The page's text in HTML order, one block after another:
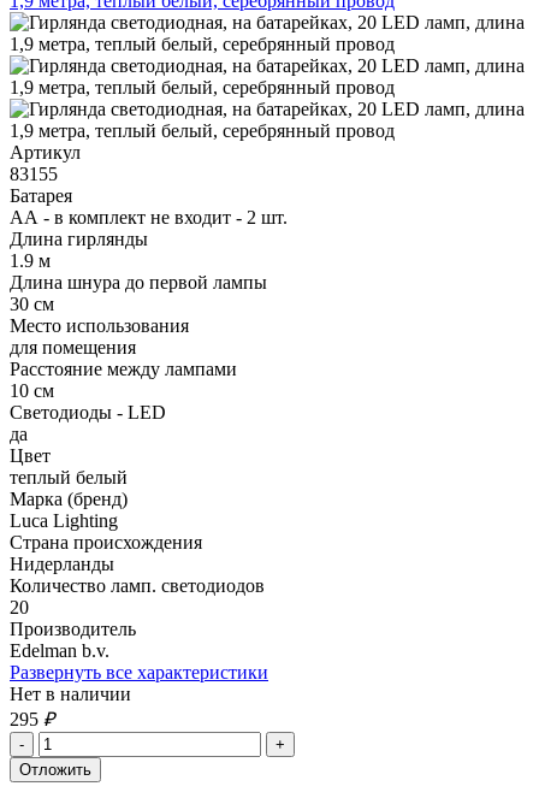
Артикул
83155
Батарея
АА - в комплект не входит - 2 шт.
Длина гирлянды
1.9 м
Длина шнура до первой лампы
30 см
Место использования
для помещения
Расстояние между лампами
10 см
Светодиоды - LED
да
Цвет
теплый белый
Марка (бренд)
Luca Lighting
Страна происхождения
Нидерланды
Количество ламп. светодиодов
20
Производитель
Edelman b.v.
Развернуть все характеристики
Нет в наличии
295 ₽